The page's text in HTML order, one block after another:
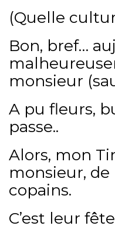
(Quelle
Bon, bref…
monsieur
A pu fleurs,
passe..
Alors, mon
monsieur,
copains.
C’est leur